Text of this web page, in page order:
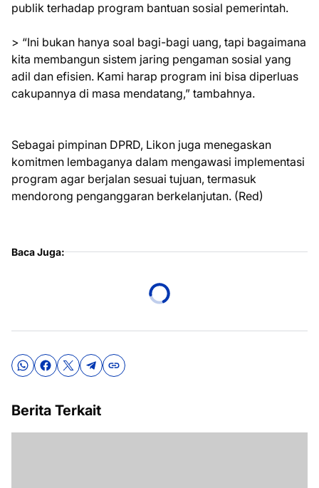
publik terhadap program bantuan sosial pemerintah.
> “Ini bukan hanya soal bagi-bagi uang, tapi bagaimana
kita membangun sistem jaring pengaman sosial yang
adil dan efisien. Kami harap program ini bisa diperluas
cakupannya di masa mendatang,” tambahnya.
Sebagai pimpinan DPRD, Likon juga menegaskan
komitmen lembaganya dalam mengawasi implementasi
program agar berjalan sesuai tujuan, termasuk
mendorong penganggaran berkelanjutan. (Red)
Baca Juga:
Berita Terkait